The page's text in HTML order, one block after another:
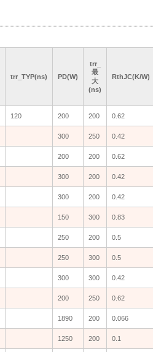
trr_TYP(ns) PD(W)
trr_
最
大
(ns)
RthJC(K/W)
trr_TYP(ns) PD(W)
trr_
最
大
(ns)
RthJC(K/W)
trr_TYP(ns) PD(W)
trr_
最
大
(ns)
RthJC(K/W)
120 200 200 0.62
300 250 0.42
200 200 0.62
300 200 0.42
300 200 0.42
150 300 0.83
250 200 0.5
250 300 0.5
300 300 0.42
200 250 0.62
1890 200 0.066
1250 200 0.1
trr_TYP(ns) PD(W)
trr_
最
大
(ns)
RthJC(K/W)
120 200 200 0.62
300 250 0.42
200 200 0.62
300 200 0.42
300 200 0.42
150 300 0.83
250 200 0.5
250 300 0.5
300 300 0.42
200 250 0.62
1890 200 0.066
1250 200 0.1